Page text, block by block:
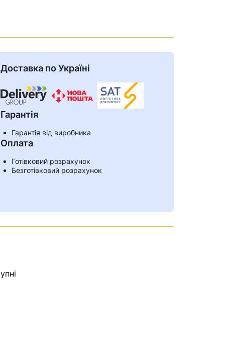
Доставка по Україні
Гарантія
Гарантія від виробника
Оплата
Готівковий розрахунок
Безготівковий розрахунок